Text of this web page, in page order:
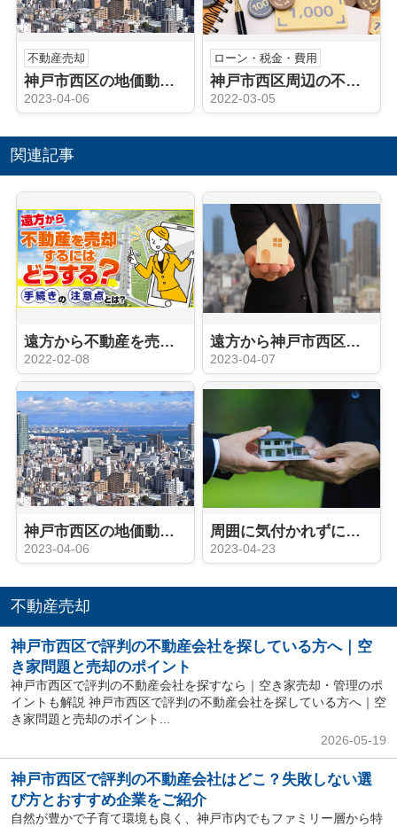
不動産売却
神戸市西区の地価動向や人口動態は？不動産売却のタイミングはいつ？
2023-04-06
ローン・税金・費用
神戸市西区周辺の不動産売却における仲介手数料とは？相場と計算方法を解説！
2022-03-05
関連記事
遠方から不動産を売却するにはどうする？手続きの注意点とは？
2022-02-08
遠方から神戸市西区周辺にある不動産を売却する方法は？売却の流れを解説！
2023-04-07
神戸市西区の地価動向や人口動態は？不動産売却のタイミングはいつ？
2023-04-06
周囲に気付かれずに不動産売却したいですか？売却活動のポイントをご紹介
2023-04-23
不動産売却
神戸市西区で評判の不動産会社を探している方へ｜空
き家問題と売却のポイント
神戸市西区で評判の不動産会社を探すなら｜空き家売却・管理のポ
イントも解説 神戸市西区で評判の不動産会社を探している方へ｜空
き家問題と売却のポイント...
2026-05-19
神戸市西区で評判の不動産会社はどこ？失敗しない選
び方とおすすめ企業をご紹介
自然が豊かで子育て環境も良く、神戸市内でもファミリー層から特